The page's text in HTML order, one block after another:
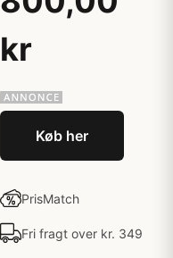
kr
Køb her
PrisMatch
Fri fragt over kr. 349